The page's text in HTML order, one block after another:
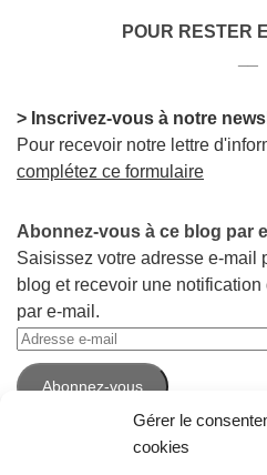
Gérer le
cookies
POUR RESTER
> Inscrivez-vous à notre
Pour recevoir notre lettre
complétez ce formulaire
Abonnez-vous à ce blog par
Saisissez votre adresse e-mail
blog et recevoir une
par e-mail.
Adresse
e-
mailAbonnez-vous